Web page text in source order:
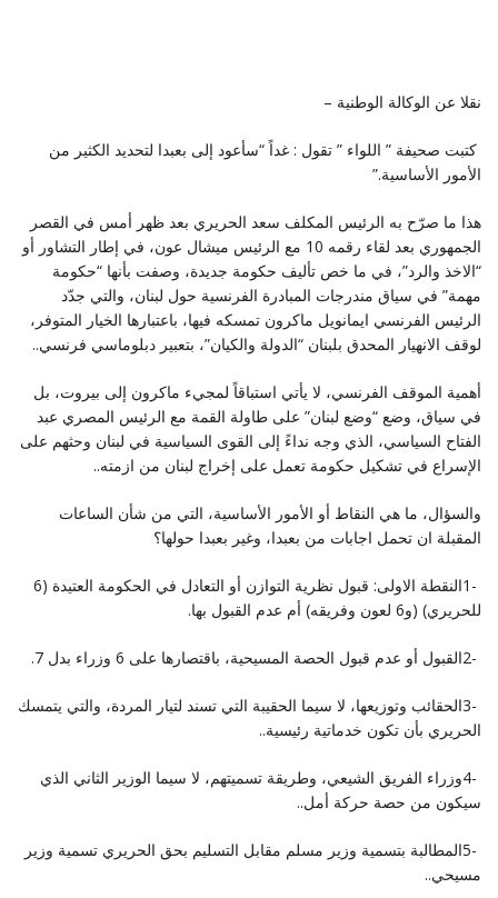
نقلا عن الوكالة الوطنية –
كتبت صحيفة ” اللواء ” تقول : غداً “سأعود إلى بعبدا لتحديد الكثير من
الأمور الأساسية‎”.‎
هذا ما صرّح به الرئيس المكلف سعد الحريري بعد ظهر أمس في القصر
الجمهوري بعد لقاء رقمه 10 مع الرئيس ‏ميشال عون، في إطار التشاور أو
“الاخذ والرد”، في ما خص تأليف حكومة جديدة، وصفت بأنها “حكومة
مهمة” ‏في سياق مندرجات المبادرة الفرنسية حول لبنان، والتي جدّد
الرئيس الفرنسي ايمانويل ماكرون تمسكه فيها، باعتبارها ‏الخيار المتوفر،
لوقف الانهيار المحدق بلبنان “الدولة والكيان”، بتعبير دبلوماسي فرنسي‎..‎
أهمية الموقف الفرنسي، لا يأتي استباقاً لمجيء ماكرون إلى بيروت، بل
في سياق، وضع “وضع لبنان” على طاولة ‏القمة مع الرئيس المصري عبد
الفتاح السياسي، الذي وجه نداءً إلى القوى السياسية في لبنان وحثهم على
الإسراع في ‏تشكيل حكومة تعمل على إخراج لبنان من ازمته‎..‎
والسؤال، ما هي النقاط أو الأمور الأساسية، التي من شأن الساعات
المقبلة ان تحمل اجابات من بعبدا، وغير بعبدا ‏حولها؟
‎1- ‎النقطة الاولى: قبول نظرية التوازن أو التعادل في الحكومة العتيدة (6
للحريري) (و6 لعون وفريقه) أم عدم ‏القبول بها‎.‎
‎2- ‎القبول أو عدم قبول الحصة المسيحية، باقتصارها على 6 وزراء بدل 7‏‎.‎
‎3- ‎الحقائب وتوزيعها، لا سيما الحقيبة التي تسند لتيار المردة، والتي يتمسك
الحريري بأن تكون خدماتية رئيسية‎..‎
‎4- ‎وزراء الفريق الشيعي، وطريقة تسميتهم، لا سيما الوزير الثاني الذي
سيكون من حصة حركة أمل‎..‎
‎5- ‎المطالبة بتسمية وزير مسلم مقابل التسليم بحق الحريري تسمية وزير
مسيحي‎..‎